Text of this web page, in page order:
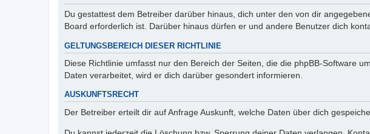
Du gestattest dem Betreiber darüber hinaus, dich unter den von dir
Board erforderlich ist. Darüber hinaus dürfen er und andere Benutzer dich
GELTUNGSBEREICH DIESER RICHTLINIE
Diese Richtlinie umfasst nur den Bereich der Seiten, die die phpBB-Software
Daten verarbeitet, wird er dich darüber gesondert informieren.
AUSKUNFTSRECHT
Der Betreiber erteilt dir auf Anfrage Auskunft, welche Daten über dich